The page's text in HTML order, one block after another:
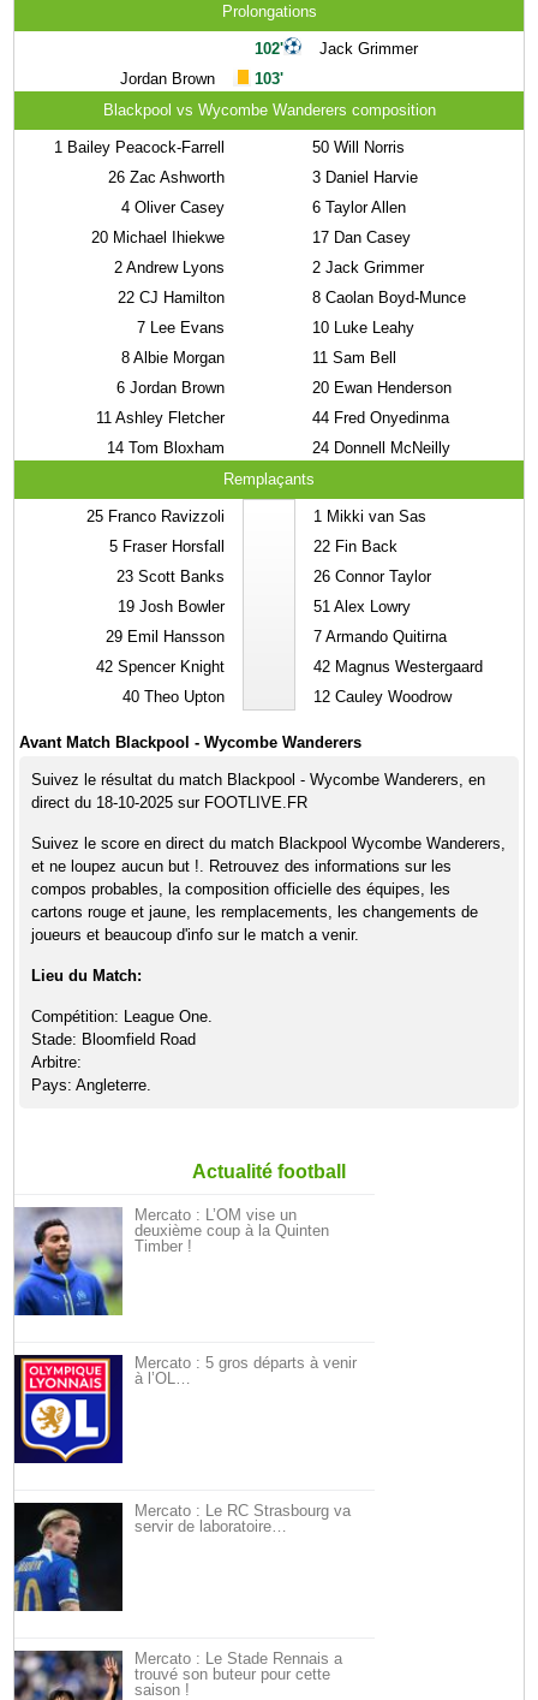
Prolongations
Jordan Brown
102'
103'
Jack Grimmer
Blackpool vs Wycombe Wanderers composition
1 Bailey Peacock-Farrell
26 Zac Ashworth
4 Oliver Casey
20 Michael Ihiekwe
2 Andrew Lyons
22 CJ Hamilton
7 Lee Evans
8 Albie Morgan
6 Jordan Brown
11 Ashley Fletcher
14 Tom Bloxham
50 Will Norris
3 Daniel Harvie
6 Taylor Allen
17 Dan Casey
2 Jack Grimmer
8 Caolan Boyd-Munce
10 Luke Leahy
11 Sam Bell
20 Ewan Henderson
44 Fred Onyedinma
24 Donnell McNeilly
Remplaçants
25 Franco Ravizzoli
5 Fraser Horsfall
23 Scott Banks
19 Josh Bowler
29 Emil Hansson
42 Spencer Knight
40 Theo Upton
1 Mikki van Sas
22 Fin Back
26 Connor Taylor
51 Alex Lowry
7 Armando Quitirna
42 Magnus Westergaard
12 Cauley Woodrow
Avant Match Blackpool - Wycombe Wanderers
Suivez le résultat du match Blackpool - Wycombe Wanderers, en
direct du 18-10-2025 sur FOOTLIVE.FR
Suivez le score en direct du match Blackpool Wycombe Wanderers,
et ne loupez aucun but !. Retrouvez des informations sur les
compos probables, la composition officielle des équipes, les
cartons rouge et jaune, les remplacements, les changements de
joueurs et beaucoup d'info sur le match a venir.
Lieu du Match:
Compétition: League One.
Stade: Bloomfield Road
Arbitre:
Pays: Angleterre.
Actualité football
Mercato : L’OM vise un
deuxième coup à la Quinten
Timber !
Mercato : 5 gros départs à venir
à l’OL…
Mercato : Le RC Strasbourg va
servir de laboratoire…
Mercato : Le Stade Rennais a
trouvé son buteur pour cette
saison !